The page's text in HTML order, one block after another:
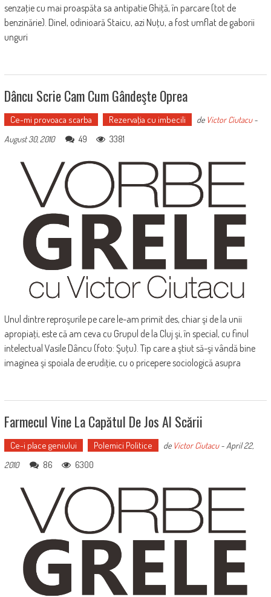
senzaţie cu mai proaspăta sa antipatie Ghiţă, în parcare (tot de
benzinărie). Dinel, odinioară Staicu, azi Nuţu, a fost umflat de gaborii
unguri
Dâncu Scrie Cam Cum Gândeşte Oprea
Ce-mi provoaca scarba Rezervaţia cu imbecili de Victor Ciutacu-
August 30, 2010
49 3381
Unul dintre reproşurile pe care le-am primit des, chiar şi de la unii
apropiaţi, este că am ceva cu Grupul de la Cluj şi, în special, cu finul
intelectual Vasile Dâncu (foto: Şuţu). Tip care a ştiut să-şi vândă bine
imaginea şi spoiala de erudiţie, cu o pricepere sociologică asupra
Farmecul Vine La Capătul De Jos Al Scării
Ce-i place geniului Polemici Politice de Victor Ciutacu- April 22,
2010
86 6300